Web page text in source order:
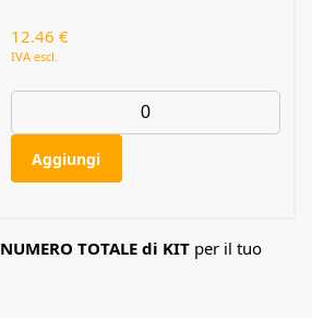
12.46 €
IVA escl.
Aggiungi
NUMERO TOTALE di KIT per il tuo